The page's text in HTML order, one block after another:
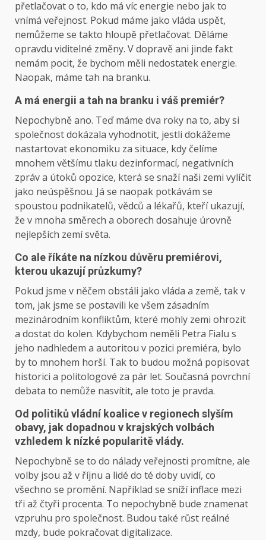
přetlačovat o to, kdo má víc energie nebo jak to
vnímá veřejnost. Pokud máme jako vláda uspět,
nemůžeme se takto hloupě přetlačovat. Děláme
opravdu viditelné změny. V dopravě ani jinde fakt
nemám pocit, že bychom měli nedostatek energie.
Naopak, máme tah na branku.
A má energii a tah na branku i váš premiér?
Nepochybně ano. Teď máme dva roky na to, aby si
společnost dokázala vyhodnotit, jestli dokážeme
nastartovat ekonomiku za situace, kdy čelíme
mnohem většímu tlaku dezinformací, negativních
zpráv a útoků opozice, která se snaží naši zemi vylíčit
jako neúspěšnou. Já se naopak potkávám se
spoustou podnikatelů, vědců a lékařů, kteří ukazují,
že v mnoha směrech a oborech dosahuje úrovně
nejlepších zemí světa.
Co ale říkáte na nízkou důvěru premiérovi,
kterou ukazují průzkumy?
Pokud jsme v něčem obstáli jako vláda a země, tak v
tom, jak jsme se postavili ke všem zásadním
mezinárodním konfliktům, které mohly zemi ohrozit
a dostat do kolen. Kdybychom neměli Petra Fialu s
jeho nadhledem a autoritou v pozici premiéra, bylo
by to mnohem horší. Tak to budou možná popisovat
historici a politologové za pár let. Současná povrchní
debata to nemůže nasvítit, ale toto je pravda.
Od politiků vládní koalice v regionech slyším
obavy, jak dopadnou v krajských volbách
vzhledem k nízké popularitě vlády.
Nepochybně se to do nálady veřejnosti promítne, ale
volby jsou až v říjnu a lidé do té doby uvidí, co
všechno se promění. Například se sníží inflace mezi
tři až čtyři procenta. To nepochybně bude znamenat
vzpruhu pro společnost. Budou také růst reálné
mzdy, bude pokračovat digitalizace.